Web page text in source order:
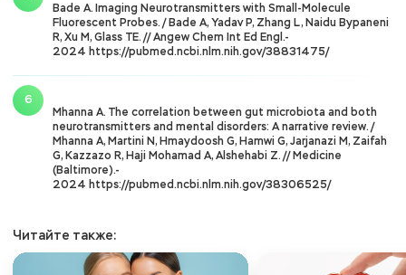
Bade A. Imaging Neurotransmitters with Small-Molecule
Fluorescent Probes. / Bade A, Yadav P, Zhang L, Naidu Bypaneni
R, Xu M, Glass TE. // Angew Chem Int Ed Engl.-
2024 https://pubmed.ncbi.nlm.nih.gov/38831475/
Mhanna A. The correlation between gut microbiota and both
neurotransmitters and mental disorders: A narrative review. /
Mhanna A, Martini N, Hmaydoosh G, Hamwi G, Jarjanazi M, Zaifah
G, Kazzazo R, Haji Mohamad A, Alshehabi Z. // Medicine
(Baltimore).-
2024 https://pubmed.ncbi.nlm.nih.gov/38306525/
Читайте также: